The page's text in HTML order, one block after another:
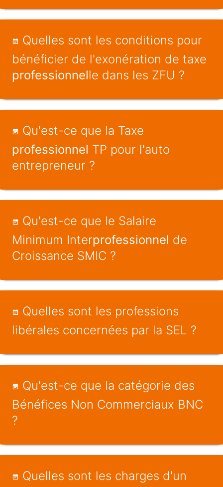
Quelles sont les conditions pour
bénéficier de l'exonération de taxe
professionnelle dans les ZFU ?
Qu'est-ce que la Taxe
professionnel TP pour l'auto
entrepreneur ?
Qu'est-ce que le Salaire
Minimum Interprofessionnel de
Croissance SMIC ?
Quelles sont les professions
libérales concernées par la SEL ?
Qu'est-ce que la catégorie des
Bénéfices Non Commerciaux BNC
?
Quelles sont les charges d'un